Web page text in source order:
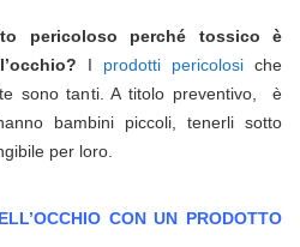
pericoloso perché tossico è
I prodotti pericolosiche
sono tanti. A titolo preventivo, è
bambini piccoli, tenerli sotto
per loro.
CON UN PRODOTTO